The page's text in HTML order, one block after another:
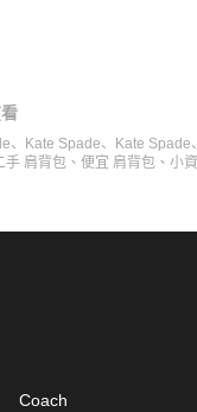
、 Kate Spade、 Kate Spade、
手 肩背包 、 便宜 肩背包 、 小
Coach